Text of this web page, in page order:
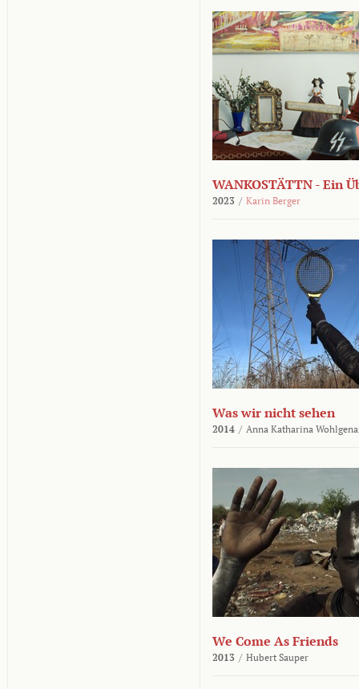
WANKOSTÄTTN - Ein
2023 / Karin Berger
Was wir nicht sehen
2014 / Anna Katharina
We Come As Friends
2013 / Hubert Sauper